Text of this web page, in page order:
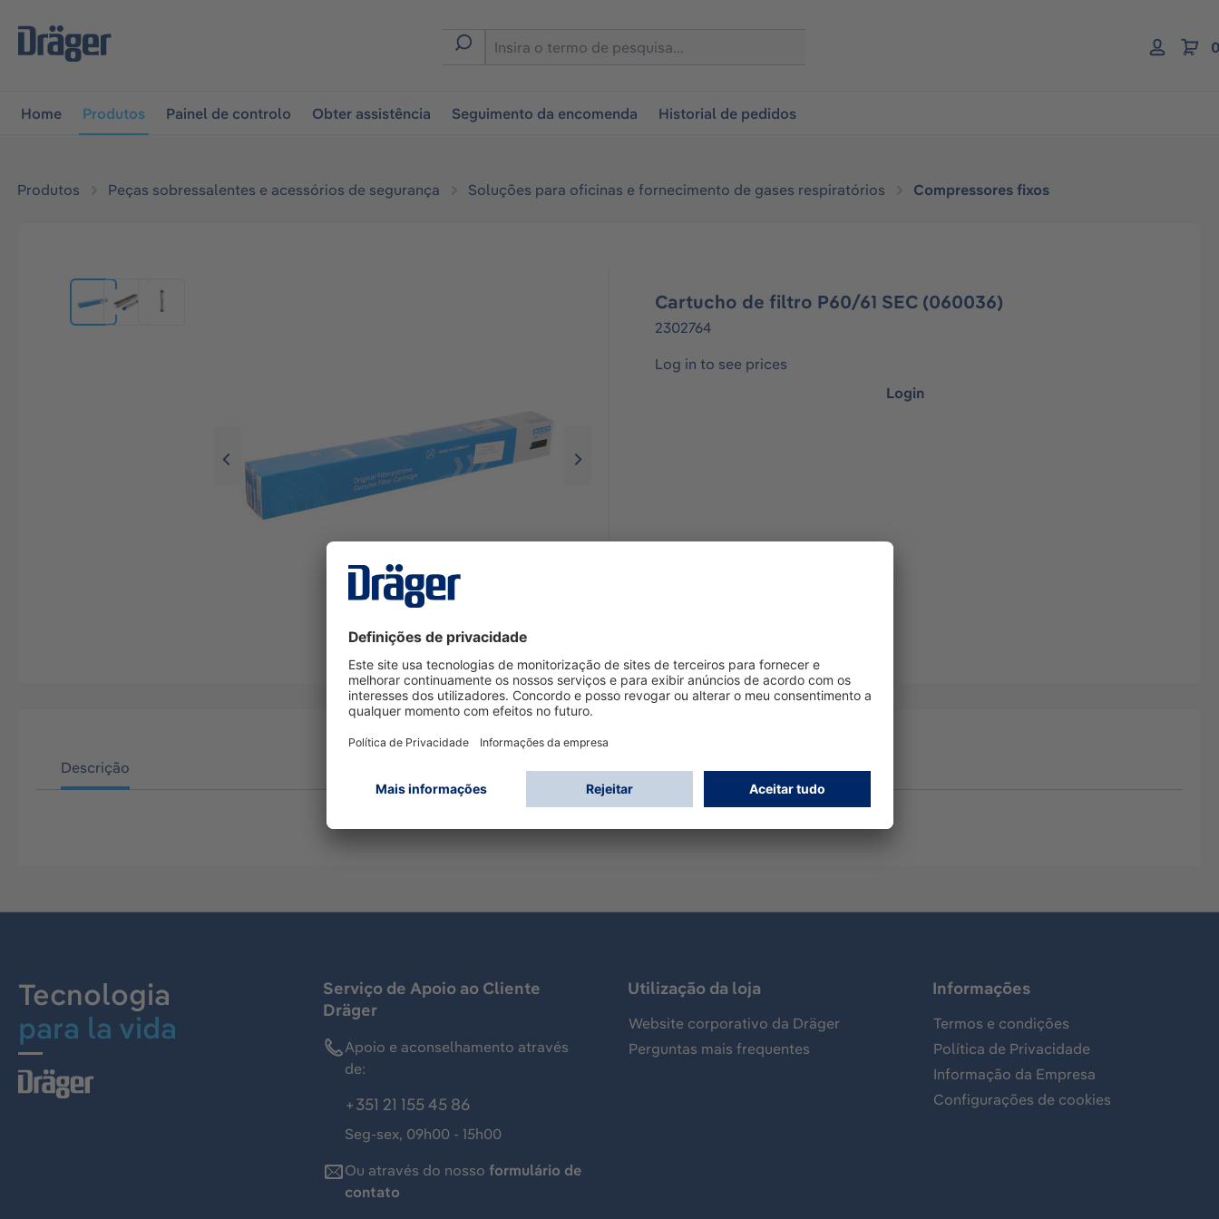
a navegação principal
Home Produtos Painel de controlo Obter assistência Seguimento da encomenda Historial de pedidos
Produtos Peças sobressalentes e acessórios de segurança Soluções para oficinas e fornecimento de gases respiratórios Compressores fixos
Cartucho de filtro P60/61 SEC (060036)
2302764
Log in to see prices
Login
Descrição
Tecnologia
para la vida
Serviço de Apoio ao Cliente
Dräger
Apoio e aconselhamento através
de:
+351 21 155 45 86
Seg-sex, 09h00 - 15h00
Ou através do nosso formulário de
contato
Utilização da loja
Website corporativo da Dräger
Perguntas mais frequentes
Informações
Termos e condições
Política de Privacidade
Informação da Empresa
Configurações de cookies